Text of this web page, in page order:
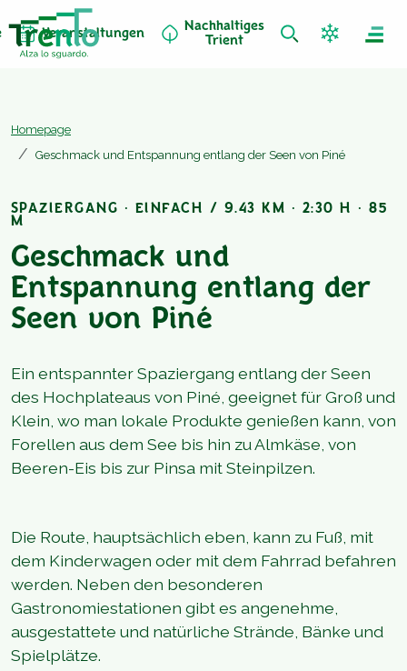
Veranstaltungen
Nachhaltiges
Trient
Homepage
Geschmack und Entspannung entlang der Seen von Piné
Geschmack und
Entspannung entlang der
Seen von Piné
SPAZIERGANG · EINFACH / 9.43 KM · 2:30 H · 85
M
Ein entspannter Spaziergang entlang der Seen
des Hochplateaus von Piné, geeignet für Groß und
Klein, wo man lokale Produkte genießen kann, von
Forellen aus dem See bis hin zu Almkäse, von
Beeren-Eis bis zur Pinsa mit Steinpilzen.
Die Route, hauptsächlich eben, kann zu Fuß, mit
dem Kinderwagen oder mit dem Fahrrad befahren
werden. Neben den besonderen
Gastronomiestationen gibt es angenehme,
ausgestattete und natürliche Strände, Bänke und
Spielplätze.